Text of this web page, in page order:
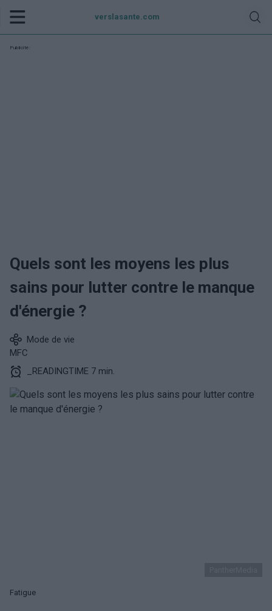
verslasante.com
Publicité:
Quels sont les moyens les plus
sains pour lutter contre le manque
d'énergie ?
Mode de vie
MFC
_READINGTIME 7 min.
Fatigue